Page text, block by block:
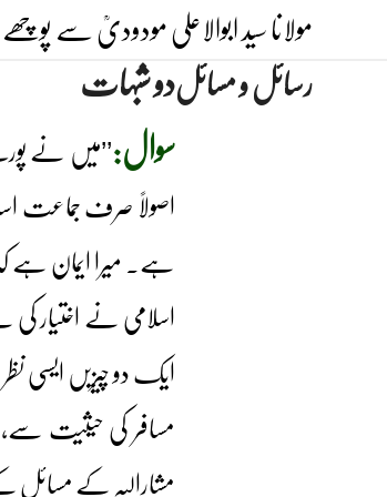
content
مولانا سید ابوالاعلی مودودیؒ سے
رسائل و مسائلدو شبہات
سوال:’’میں نے
اصولاً صرف جماعت
ہے۔ میرا ایمان ہے
اسلامی نے اختیار
ایک دو چیزیں ایسی
مسافر کی حیثیت
مشارالیہ کے مسائل